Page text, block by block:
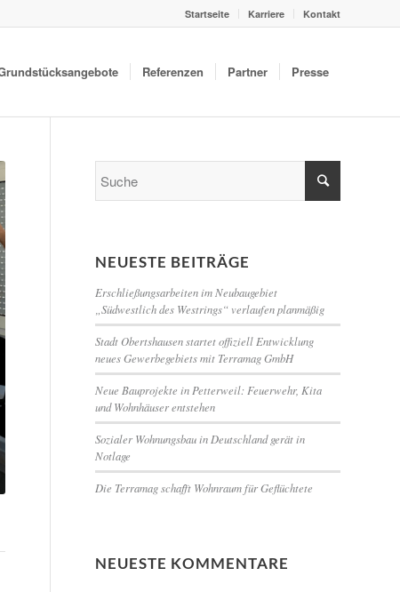
Startseite Karriere Kontakt
Referenzen Partner Presse
NEUESTE BEITRÄGE
Erschließungsarbeiten im Neubaugebiet
„Südwestlich des Westrings“ verlaufen planmäßig
Stadt Obertshausen startet offiziell Entwicklung
neues Gewerbegebiets mit Terramag GmbH
Neue Bauprojekte in Petterweil: Feuerwehr, Kita
und Wohnhäuser entstehen
Sozialer Wohnungsbau in Deutschland gerät in
Notlage
Die Terramag schafft Wohnraum für Geflüchtete
NEUESTE KOMMENTARE